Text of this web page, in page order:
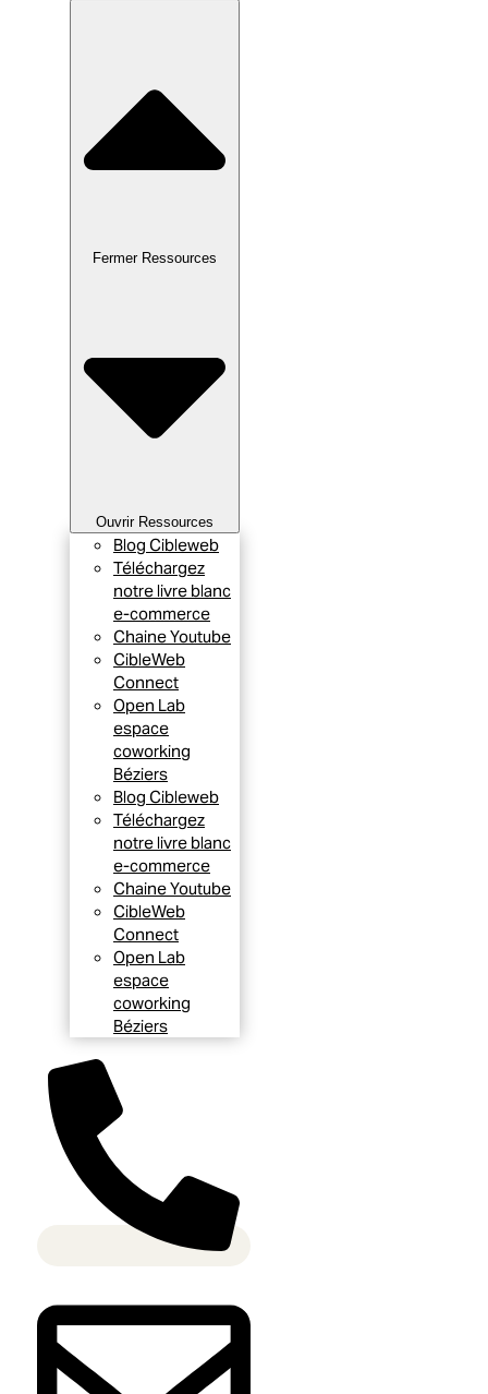
Fermer Ressources
Ouvrir Ressources
Blog Cibleweb
Téléchargez
notre livre blanc
e-commerce
Chaine Youtube
CibleWeb
Connect
Open Lab
espace
coworking
Béziers
Blog Cibleweb
Téléchargez
notre livre blanc
e-commerce
Chaine Youtube
CibleWeb
Connect
Open Lab
espace
coworking
Béziers